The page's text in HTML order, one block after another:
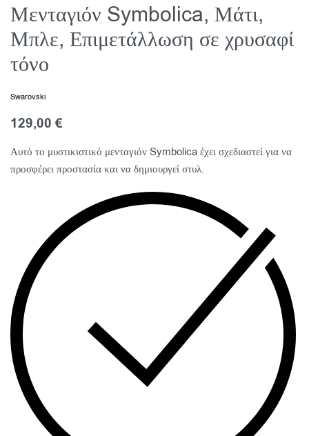
Μενταγιόν Symbolica, Μάτι,
Μπλε, Επιμετάλλωση σε χρυσαφί
τόνο
Swarovski
129,00€
Αυτό το μυστικιστικό μενταγιόν Symbolica έχει σχεδιαστεί για να
προσφέρει προστασία και να δημιουργεί στυλ.